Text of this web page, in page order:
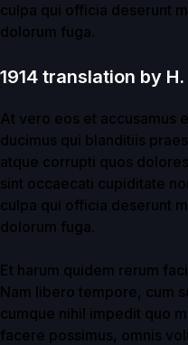
culpa qui officia deserunt
dolorum fuga.
1914 translation by
At vero eos et accusamus
ducimus qui blanditiis
atque corrupti quos
sint occaecati cupiditate
culpa qui officia deserunt
dolorum fuga.
Et harum quidem rerum
Nam libero tempore, cum
cumque nihil impedit quo
facere possimus, omnis